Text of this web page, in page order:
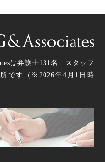
は弁護士131名、スタッフ
です（ ※2026年4月1日時